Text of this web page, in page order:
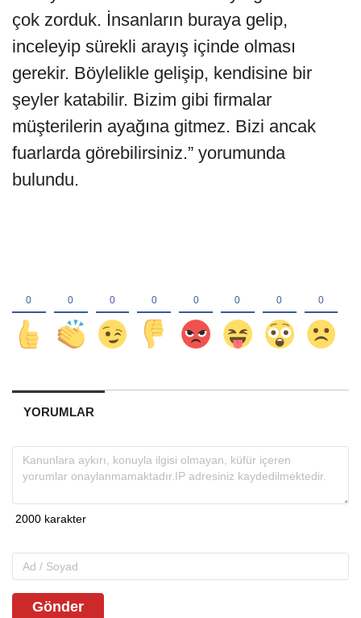
çok zorduk. İnsanların buraya gelip,
inceleyip sürekli arayış içinde olması
gerekir. Böylelikle gelişip, kendisine bir
şeyler katabilir. Bizim gibi firmalar
müşterilerin ayağına gitmez. Bizi ancak
fuarlarda görebilirsiniz.” yorumunda
bulundu.
YORUMLAR
Gönder